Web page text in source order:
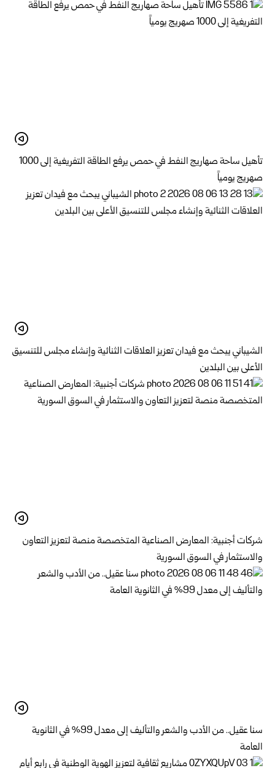
تأهيل ساحة صهاريج النفط في حمص يرفع الطاقة التفريغية إلى 1000
صهريج يومياً
الشيباني يبحث مع فيدان تعزيز العلاقات الثنائية وإنشاء مجلس للتنسيق
الأعلى بين البلدين
شركات أجنبية: المعارض الصناعية المتخصصة منصة لتعزيز التعاون
والاستثمار في السوق السورية
سنا عقيل.. من الأدب والشعر والتأليف إلى معدل 99% في الثانوية
العامة